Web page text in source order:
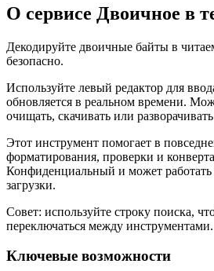
О сервисе Двоичное в
Декодируйте двоичные байты в
безопасно.
Используйте левый редактор для
обновляется в реальном времени.
очищать, скачивать или
Этот инструмент помогает в
форматирования, проверки и
Конфиденциальный и может
загрузки.
Совет: используйте строку поиска,
переключаться между инструментами.
Ключевые возможности